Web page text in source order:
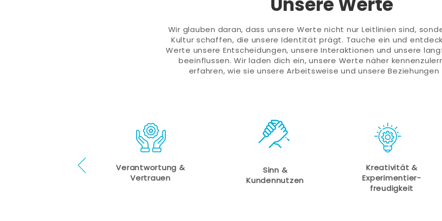
Wir glauben daran, dass unsere Werte nicht nur Leitlinien sind,
Kultur schaffen, die unsere Identität prägt. Tauche ein und
Werte unsere Entscheidungen, unsere Interaktionen und unsere
beeinflussen. Wir laden dich ein, unsere Werte näher
erfahren, wie sie unsere Arbeitsweise und unsere
Verantwortung &
Vertrauen
Sinn &
Kundennutzen
Kreativität &
Experimentier-
freudigkeit